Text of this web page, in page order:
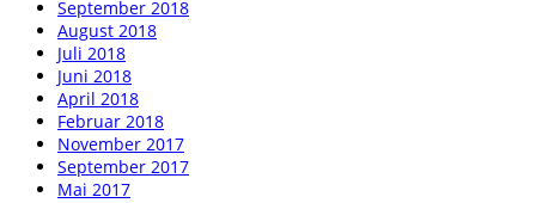
September 2018
August 2018
Juli 2018
Juni 2018
April 2018
Februar 2018
November 2017
September 2017
Mai 2017